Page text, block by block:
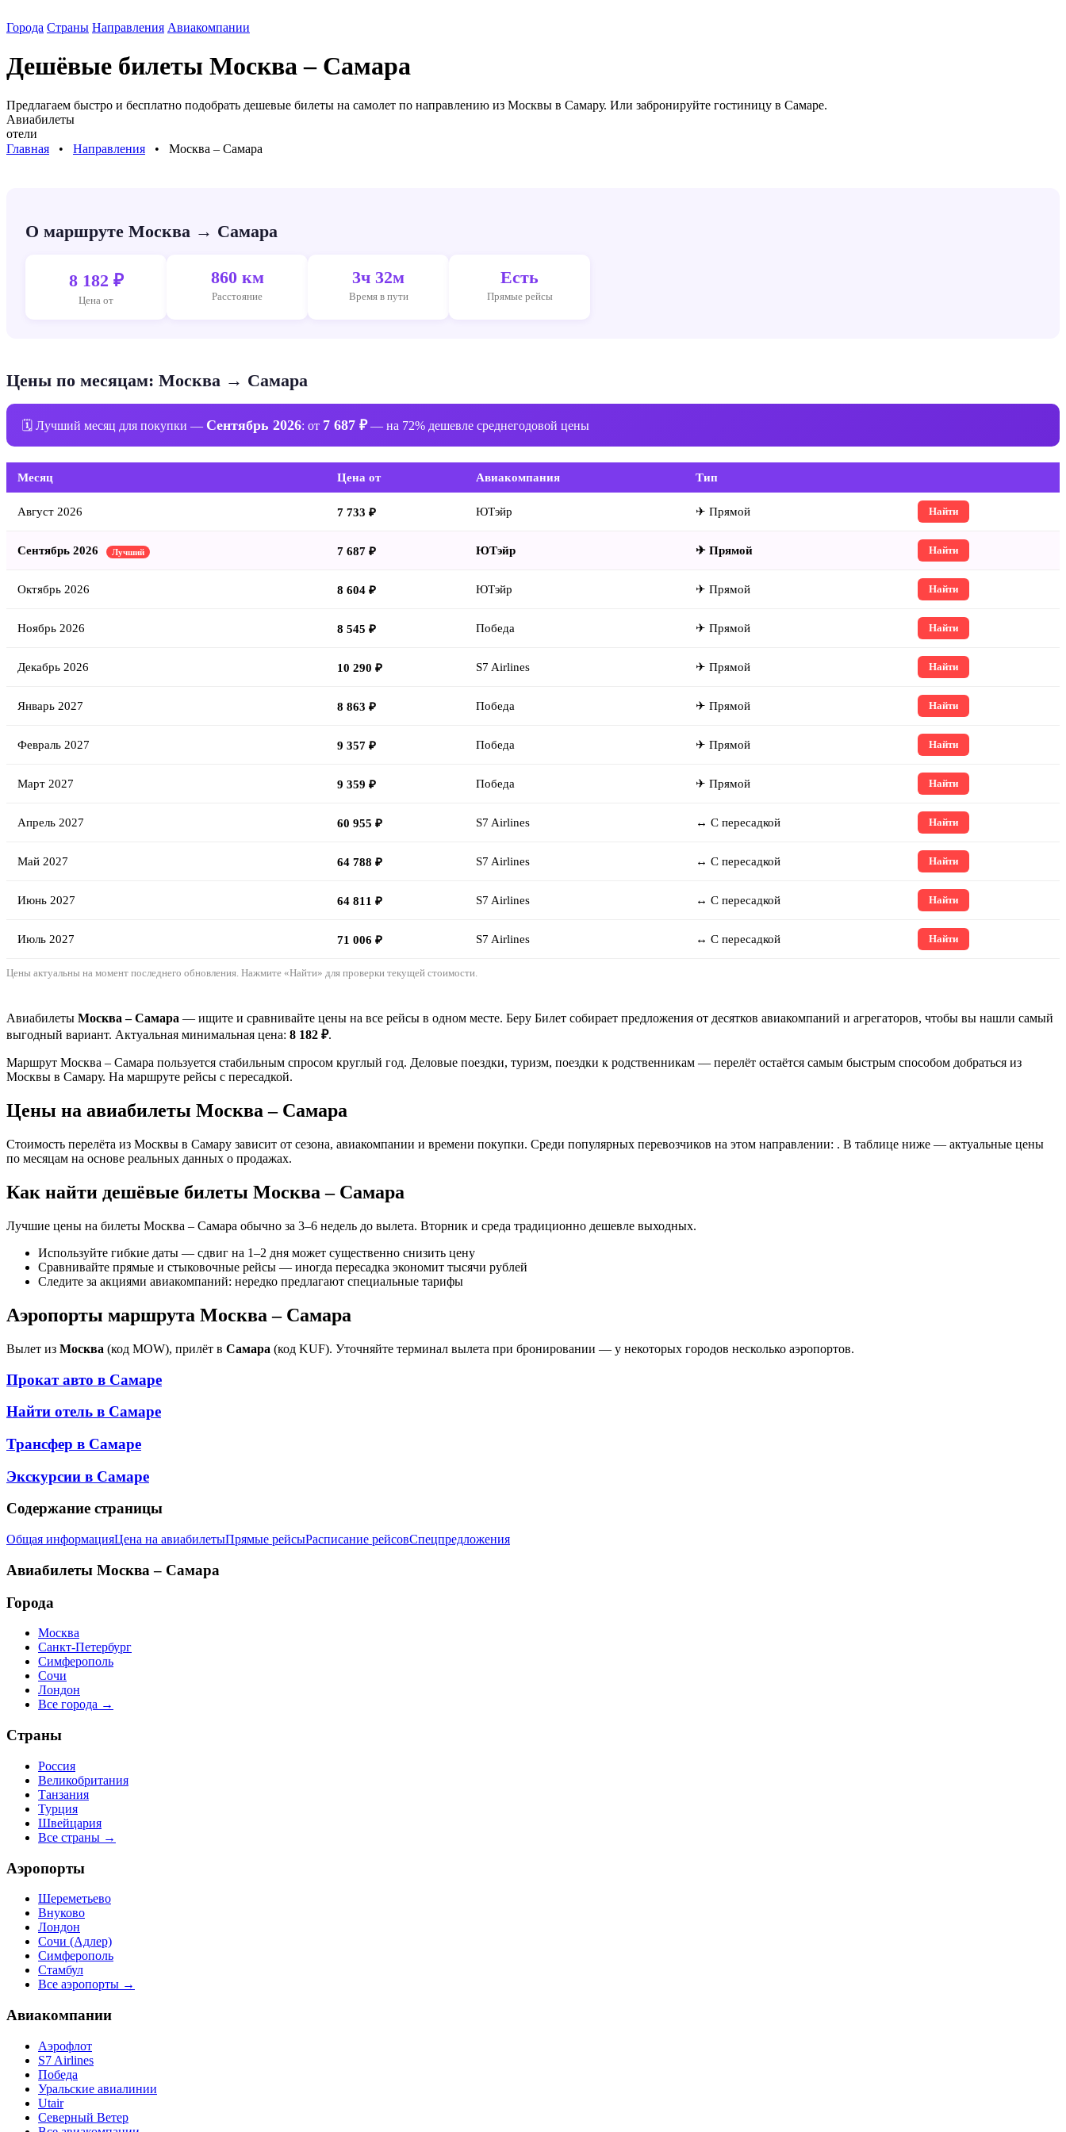
Города Страны Направления Авиакомпании
Дешёвые билеты Москва – Самара
Предлагаем быстро и бесплатно подобрать дешевые билеты на самолет по направлению из Москвы в Самару. Или забронируйте гостиницу в Самаре.
Авиабилеты
отели
Главная ⠀•⠀ Направления ⠀•⠀ Москва – Самара
О маршруте Москва → Самара
8 182 ₽
Цена от
860 км
Расстояние
3ч 32м
Время в пути
Есть
Прямые рейсы
Цены по месяцам: Москва → Самара
🗓 Лучший месяц для покупки — Сентябрь 2026: от 7 687 ₽— на 72% дешевле среднегодовой цены
Месяц Цена от Авиакомпания Тип
Август 2026 7 733 ₽ ЮТэйр ✈ Прямой Найти
Сентябрь 2026 Лучший 7 687 ₽ ЮТэйр ✈ Прямой Найти
Октябрь 2026 8 604 ₽ ЮТэйр ✈ Прямой Найти
Ноябрь 2026 8 545 ₽ Победа ✈ Прямой Найти
Декабрь 2026 10 290 ₽ S7 Airlines ✈ Прямой Найти
Январь 2027 8 863 ₽ Победа ✈ Прямой Найти
Февраль 2027 9 357 ₽ Победа ✈ Прямой Найти
Март 2027 9 359 ₽ Победа ✈ Прямой Найти
Апрель 2027 60 955 ₽ S7 Airlines ↔ С пересадкой Найти
Май 2027 64 788 ₽ S7 Airlines ↔ С пересадкой Найти
Июнь 2027 64 811 ₽ S7 Airlines ↔ С пересадкой Найти
Июль 2027 71 006 ₽ S7 Airlines ↔ С пересадкой Найти
Цены актуальны на момент последнего обновления. Нажмите «Найти» для проверки текущей стоимости.
Авиабилеты Москва – Самара — ищите и сравнивайте цены на все рейсы в одном месте. Беру Билет собирает предложения от десятков авиакомпаний и агрегаторов, чтобы вы нашли самый
выгодный вариант. Актуальная минимальная цена: 8 182 ₽.
Маршрут Москва – Самара пользуется стабильным спросом круглый год. Деловые поездки, туризм, поездки к родственникам — перелёт остаётся самым быстрым способом добраться из
Москвы в Самару. На маршруте рейсы с пересадкой.
Цены на авиабилеты Москва – Самара
Стоимость перелёта из Москвы в Самару зависит от сезона, авиакомпании и времени покупки. Среди популярных перевозчиков на этом направлении: . В таблице ниже — актуальные цены
по месяцам на основе реальных данных о продажах.
Как найти дешёвые билеты Москва – Самара
Лучшие цены на билеты Москва – Самара обычно за 3–6 недель до вылета. Вторник и среда традиционно дешевле выходных.
Используйте гибкие даты — сдвиг на 1–2 дня может существенно снизить цену
Сравнивайте прямые и стыковочные рейсы — иногда пересадка экономит тысячи рублей
Следите за акциями авиакомпаний: нередко предлагают специальные тарифы
Аэропорты маршрута Москва – Самара
Вылет из Москва (код MOW), прилёт в Самара (код KUF). Уточняйте терминал вылета при бронировании — у некоторых городов несколько аэропортов.
Прокат авто в Самаре
Найти отель в Самаре
Трансфер в Самаре
Экскурсии в Самаре
Содержание страницы
Общая информацияЦена на авиабилетыПрямые рейсыРасписание рейсовСпецпредложения
Авиабилеты Москва – Самара
Города
Москва
Санкт-Петербург
Симферополь
Сочи
Лондон
Все города →
Страны
Россия
Великобритания
Танзания
Турция
Швейцария
Все страны →
Аэропорты
Шереметьево
Внуково
Лондон
Сочи (Адлер)
Симферополь
Стамбул
Все аэропорты →
Авиакомпании
Аэрофлот
S7 Airlines
Победа
Уральские авиалинии
Utair
Северный Ветер